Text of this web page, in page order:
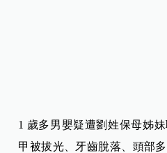
1 歲多男嬰疑遭劉姓保母姊
甲被拔光、牙齒脫落、頭部